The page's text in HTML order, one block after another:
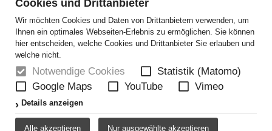
Cookies und Drittanbieter
Wir möchten Cookies und Daten von Drittanbietern verwenden, um
Ihnen ein optimales Webseiten-Erlebnis zu ermöglichen. Sie können
hier entscheiden, welche Cookies und Drittanbieter Sie erlauben und
welche nicht.
Notwendige Cookies
Statistik (Matomo)
Google Maps
YouTube Vimeo
Details anzeigen
Alle akzeptieren Nur ausgewählte akzeptieren
akzeptiert.
Absenden
HOME
KONTAKT
AGB DATENSCHUTZ